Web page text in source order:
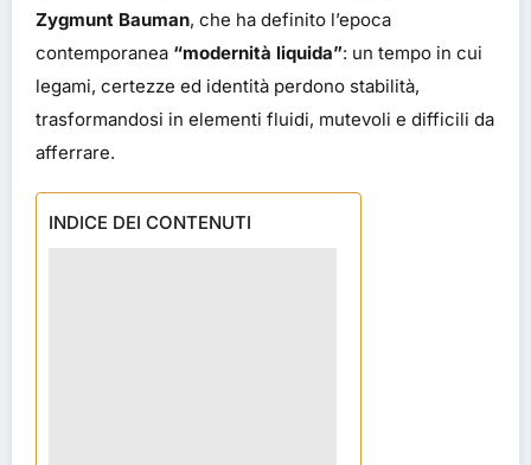
Zygmunt Bauman, che ha definito l’epoca
contemporanea “modernità liquida”: un tempo in cui
legami, certezze ed identità perdono stabilità,
trasformandosi in elementi fluidi, mutevoli e difficili da
afferrare.
INDICE DEI CONTENUTI